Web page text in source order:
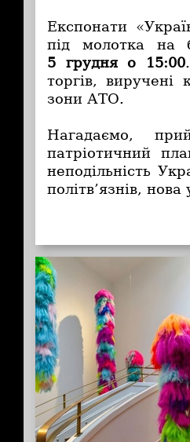
Експонати
під молотка на
5 грудня о 15:00
торгів, виручені
зони АТО.
Нагадаємо,
патріотичний
неподільність
політв’язнів,